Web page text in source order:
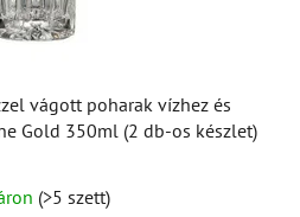
vágott poharak vízhez és
Gold 350ml (2 db-os készlet)
(>5 szett)